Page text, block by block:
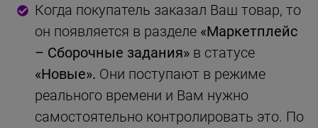
Когда покупатель заказал Ваш товар, то
он появляется в разделе «Маркетплейс
– Сборочные задания» в статусе
«Новые». Они поступают в режиме
реального времени и Вам нужно
самостоятельно контролировать это. По